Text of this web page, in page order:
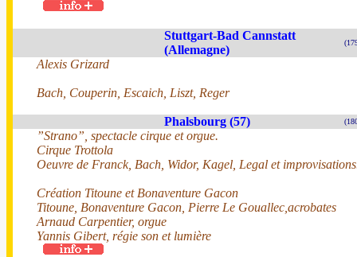
Stuttgart-Bad Cannstatt
(Allemagne)
Alexis Grizard
Bach, Couperin, Escaich, Liszt, Reger
Phalsbourg (57)
”Strano”, spectacle cirque et orgue.
Cirque Trottola
Oeuvre de Franck, Bach, Widor, Kagel, Legal et
Création Titoune et Bonaventure Gacon
Titoune, Bonaventure Gacon, Pierre Le Gouallec,acrobates
Arnaud Carpentier, orgue
Yannis Gibert, régie son et lumière